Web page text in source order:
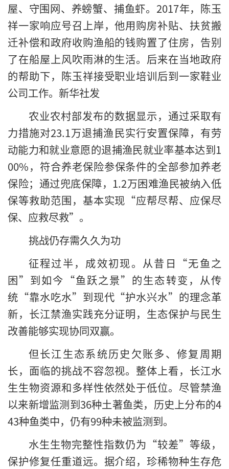
屋、守围网、养螃蟹、捕鱼虾。2017年，陈玉
祥一家响应号召上岸，他用购房补贴、扶贫搬
迁补偿和政府收购渔船的钱购置了住房，告别
了在船屋上风吹雨淋的生活。后来在当地政府
的帮助下，陈玉祥接受职业培训后到一家鞋业
公司工作。新华社发
农业农村部发布的数据显示，通过采取有
力措施对23.1万退捕渔民实行安置保障，有劳
动能力和就业意愿的退捕渔民就业率基本达到1
00%，符合养老保险参保条件的全部参加养老
保险；通过兜底保障，1.2万困难渔民被纳入低
保等救助范围，基本实现“应帮尽帮、应保尽
保、应救尽救”。
挑战仍存需久久为功
征程过半，成效初现。从昔日“无鱼之
困”到如今“鱼跃之景”的生态转变，从传
统“靠水吃水”到现代“护水兴水”的理念革
新，长江禁渔实践充分证明，生态保护与民生
改善能够实现协同双赢。
但长江生态系统历史欠账多、修复周期
长，面临的挑战不容忽视。整体上看，长江水
生生物资源和多样性依然处于低位。尽管禁渔
以来新增监测到36种土著鱼类，历史上分布的4
43种鱼类中，仍有99种未被监测到。
水生生物完整性指数仍为“较差”等级，
保护修复任重道远。据介绍，珍稀物种生存危